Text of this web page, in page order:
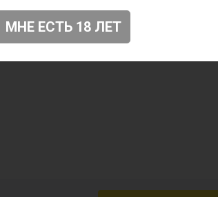
МНЕ ЕСТЬ 18 ЛЕТ